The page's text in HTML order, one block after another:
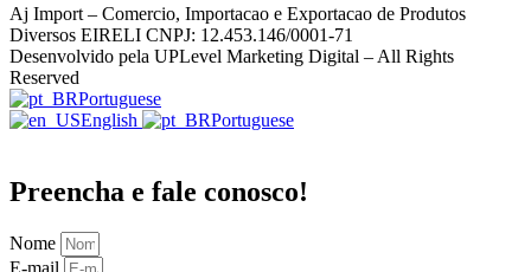
Aj Import – Comercio, Importacao e Exportacao de Produtos
Diversos EIRELI CNPJ: 12.453.146/0001-71
Desenvolvido pela UPLevel Marketing Digital – All Rights
Reserved
Portuguese
English
Portuguese
Preencha e fale conosco!
Nome
E-mail